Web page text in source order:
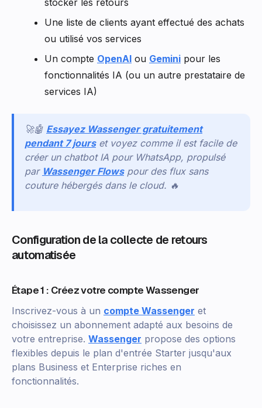
Une liste de clients ayant effectué des achats
ou utilisé vos services
Un compte OpenAI ou Gemini pour les
fonctionnalités IA (ou un autre prestataire de
services IA)
🚀🤖 Essayez Wassenger gratuitement
pendant 7 jours et voyez comme il est facile de
créer un chatbot IA pour WhatsApp, propulsé
par Wassenger Flows pour des flux sans
couture hébergés dans le cloud. 🔥
Configuration de la collecte de retours
automatisée
Étape 1 : Créez votre compte Wassenger
Inscrivez-vous à un compte Wassenger et
choisissez un abonnement adapté aux besoins de
votre entreprise. Wassenger propose des options
flexibles depuis le plan d'entrée Starter jusqu'aux
plans Business et Enterprise riches en
fonctionnalités.